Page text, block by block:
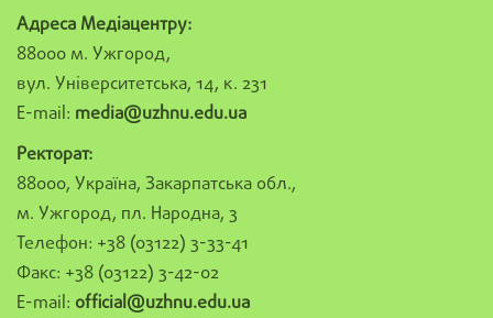
Адреса Медіацентру:
88000 м. Ужгород,
вул. Університетська, 14, к. 231
E-mail: media@uzhnu.edu.ua
Ректорат:
88000, Україна, Закарпатська обл.,
м. Ужгород, пл. Народна, 3
Телефон: +38 (03122) 3-33-41
Факс: +38 (03122) 3-42-02
E-mail: official@uzhnu.edu.ua